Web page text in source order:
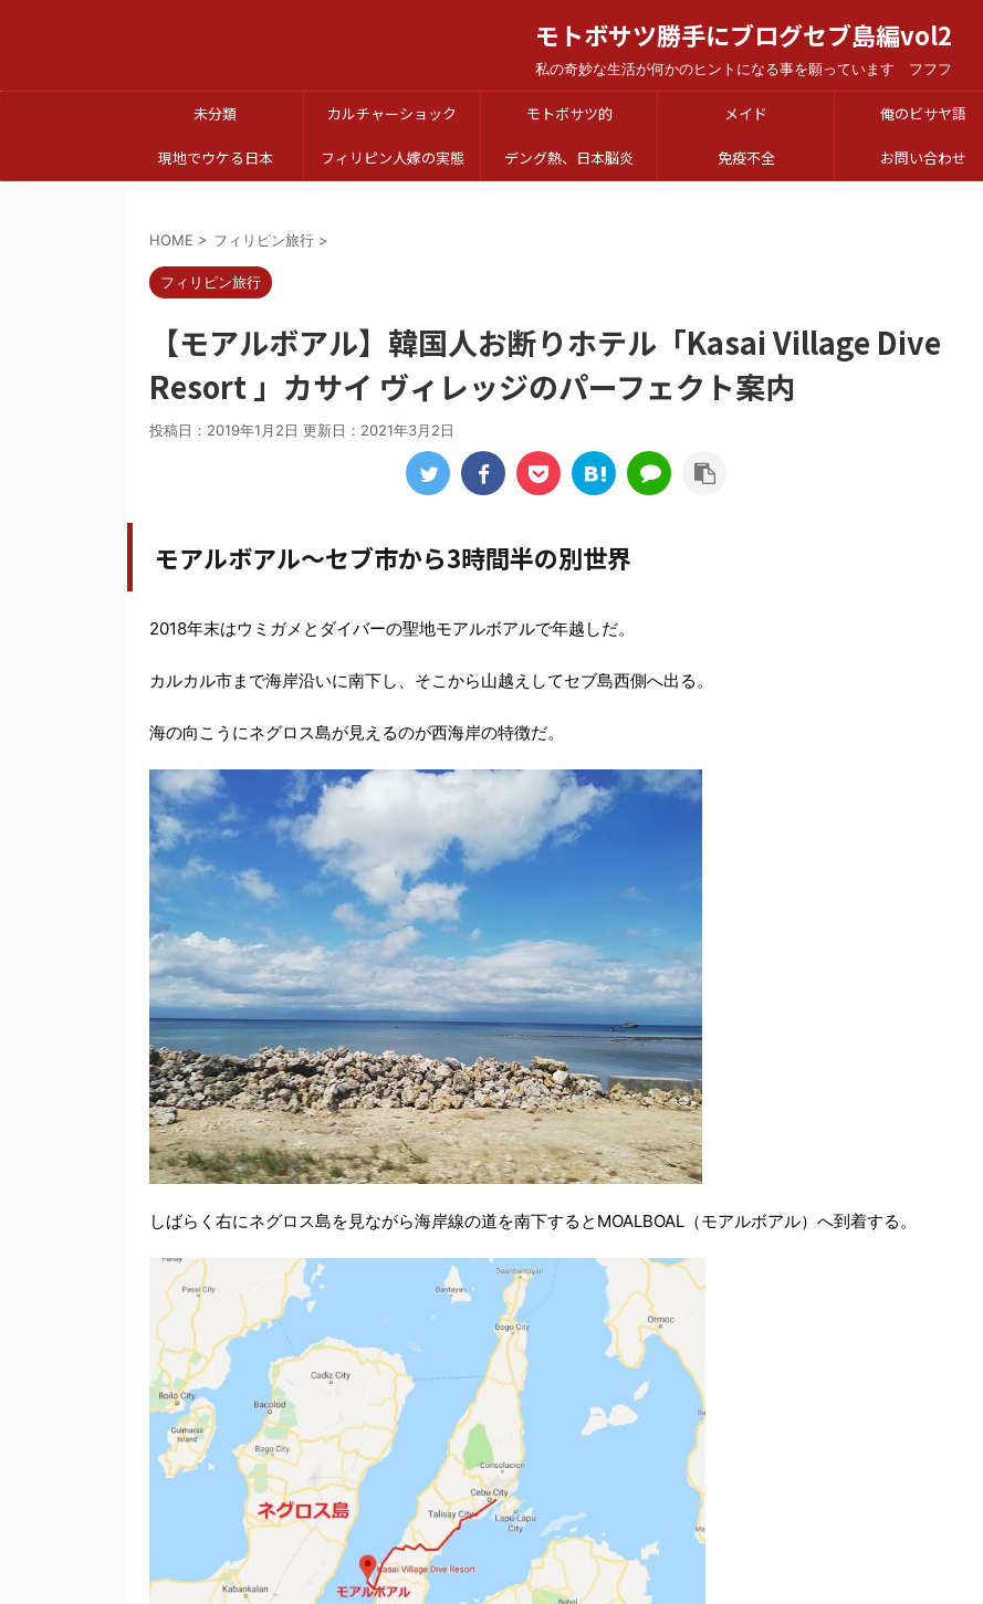
モトボサツ勝手にブログセブ島編vol2
私の奇妙な生活が何かのヒントになる事を願っています フフフ
未分類 カルチャーショック モトボサツ的 メイド 俺のビサヤ語
現地でウケる日本 フィリピン人嫁の実態 デング熱、日本脳炎 免疫不全 お問い合わせ
HOME > フィリピン旅行 >
フィリピン旅行
【モアルボアル】韓国人お断りホテル「Kasai Village Dive
Resort 」カサイ ヴィレッジのパーフェクト案内
投稿日：2019年1月2日 更新日： 2021年3月2日
モアルボアル～セブ市から3時間半の別世界
2018年末はウミガメとダイバーの聖地モアルボアルで年越しだ。
カルカル市まで海岸沿いに南下し、そこから山越えしてセブ島西側へ出る。
海の向こうにネグロス島が見えるのが西海岸の特徴だ。
しばらく右にネグロス島を見ながら海岸線の道を南下するとMOALBOAL（モアルボアル）へ到着する。